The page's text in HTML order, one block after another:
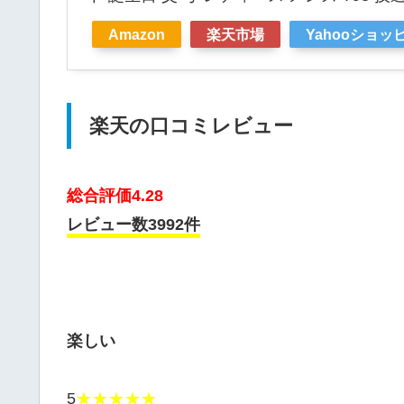
Amazon 楽天市場 Yahooショッ
楽天の口コミレビュー
総合評価4.28
レビュー数3992件
楽しい
5★★★★★